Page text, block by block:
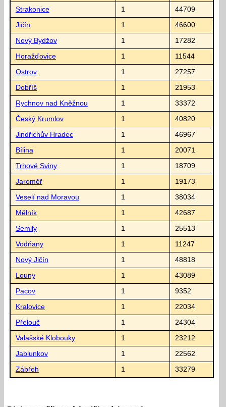
Strakonice 1 44709
Jičín 1 46600
Nový Bydžov 1 17282
Horažďovice 1 11544
Ostrov 1 27257
Dobříš 1 21953
Rychnov nad Kněžnou 1 33372
Český Krumlov 1 40820
Jindřichův Hradec 1 46967
Bílina 1 20071
Trhové Sviny 1 18709
Jaroměř 1 19173
Veselí nad Moravou 1 38034
Mělník 1 42687
Semily 1 25513
Vodňany 1 11247
Nový Jičín 1 48818
Louny 1 43089
Pacov 1 9352
Kralovice 1 22034
Přelouč 1 24304
Valašské Klobouky 1 23212
Jablunkov 1 22562
Zábřeh 1 33279